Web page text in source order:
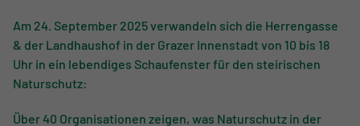
Am 24. September 2025 verwandeln sich die Herrengasse
& der Landhaushof in der Grazer Innenstadt von 10 bis 18
Uhr in ein lebendiges Schaufenster für den steirischen
Naturschutz:
Über 40 Organisationen zeigen, was Naturschutz in der